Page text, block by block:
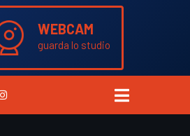
WEBCAM
guarda lo studio